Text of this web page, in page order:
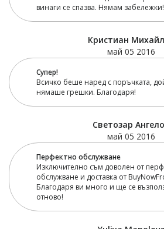
винаги се спазва. Нямам забележки!
Кристиан
май 05 2016
Супер!
Всичко беше наред с поръчката,
нямаше грешки. Благодаря!
Светозар
май 05 2016
Перфектно обслужване
Изключително съм доволен от
обслужване и доставка от
Благодаря ви много и ще се
отново!